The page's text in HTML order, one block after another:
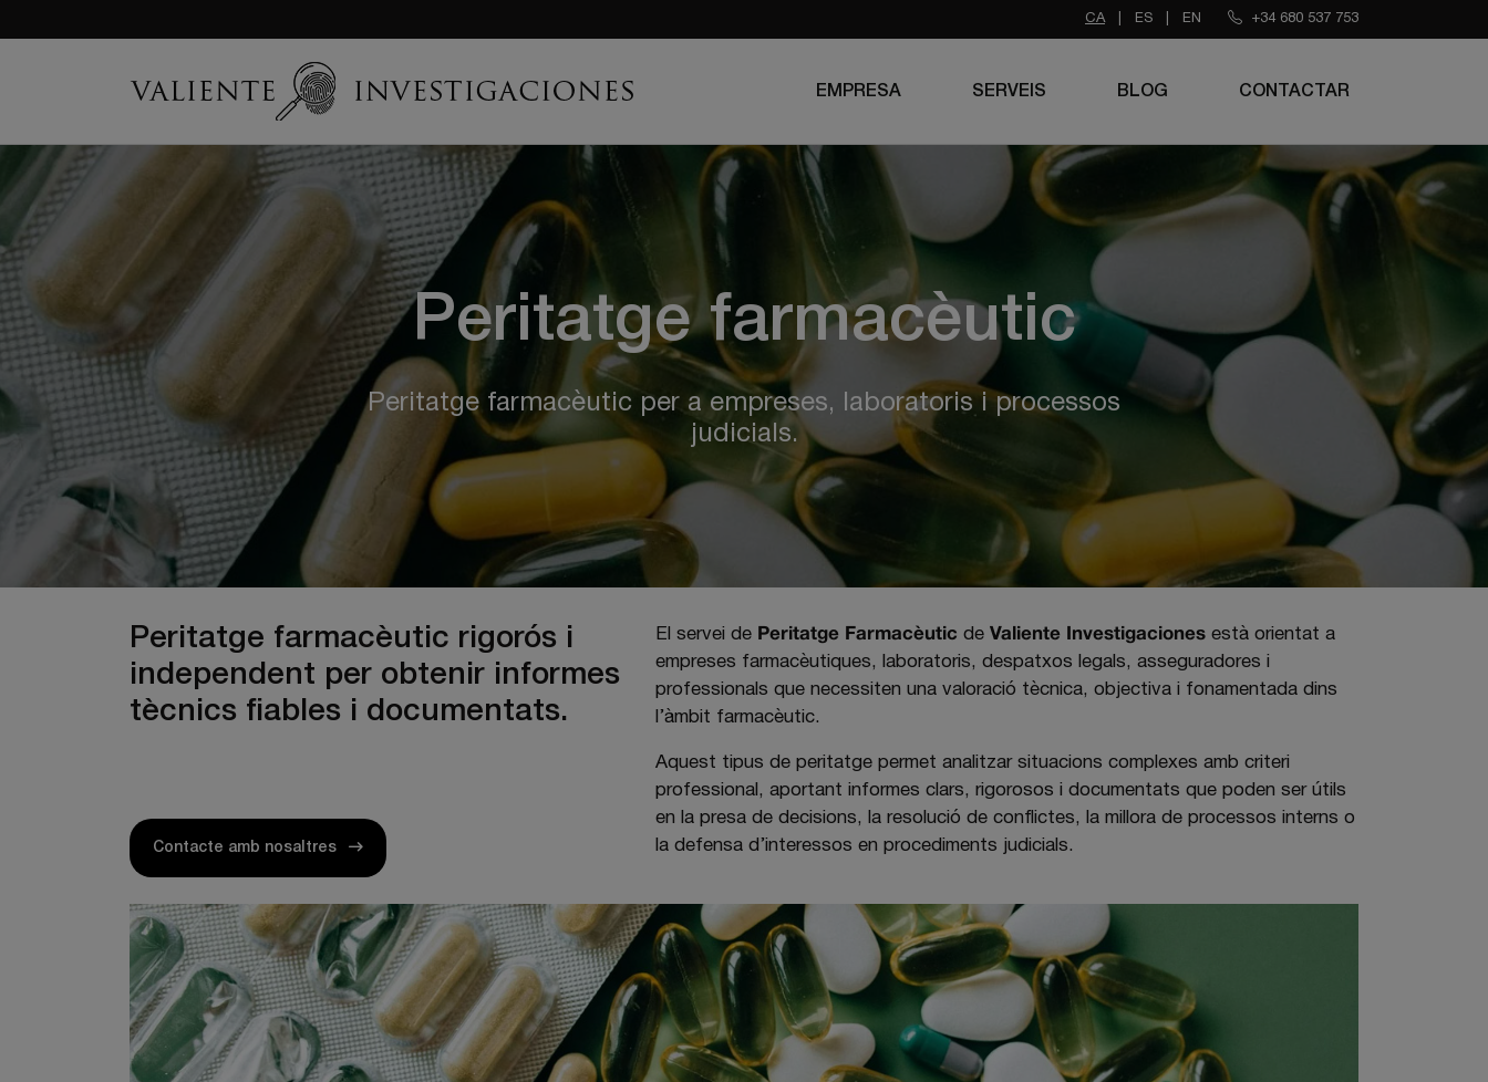
CA ES EN +34 680 537 753
EMPRESA SERVEIS BLOG CONTACTAR
Peritatge farmacèutic
Peritatge farmacèutic per a empreses, laboratoris i processos
judicials.
Peritatge farmacèutic rigorós i
independent per obtenir informes
tècnics fiables i documentats.
Contacte amb nosaltres
El servei de Peritatge Farmacèutic de Valiente Investigaciones està orientat a
empreses farmacèutiques, laboratoris, despatxos legals, asseguradores i
professionals que necessiten una valoració tècnica, objectiva i fonamentada dins
l’àmbit farmacèutic.
Aquest tipus de peritatge permet analitzar situacions complexes amb criteri
professional, aportant informes clars, rigorosos i documentats que poden ser útils
en la presa de decisions, la resolució de conflictes, la millora de processos interns o
la defensa d’interessos en procediments judicials.